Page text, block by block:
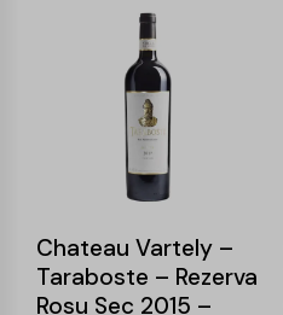
Chateau Vartely –
Taraboste – Rezerva
Rosu Sec 2015 –